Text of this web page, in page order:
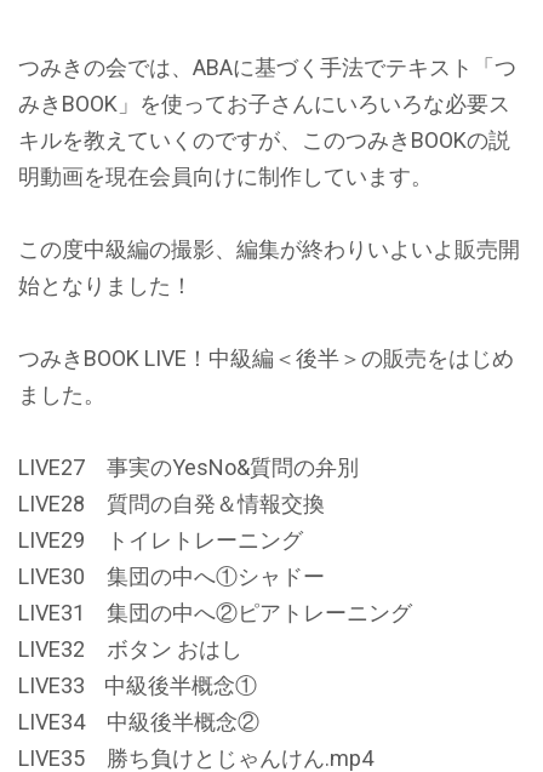
つみきの会では、ABAに基づく手法でテキスト「つ
みきBOOK」を使ってお子さんにいろいろな必要ス
キルを教えていくのですが、このつみきBOOKの説
明動画を現在会員向けに制作しています。
この度中級編の撮影、編集が終わりいよいよ販売開
始となりました！
つみきBOOK LIVE！中級編＜後半＞の販売をはじめ
ました。
LIVE27 事実のYesNo&質問の弁別
LIVE28 質問の自発＆情報交換
LIVE29 トイレトレーニング
LIVE30 集団の中へ①シャドー
LIVE31 集団の中へ②ピアトレーニング
LIVE32 ボタン おはし
LIVE33 中級後半概念①
LIVE34 中級後半概念②
LIVE35 勝ち負けとじゃんけん.mp4